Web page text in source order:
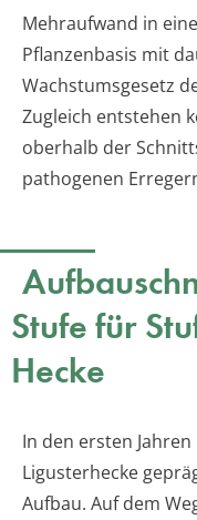
Mehraufwand in
Pflanzenbasis mit
Wachstumsgesetz
Zugleich entstehen
oberhalb der
pathogenen
Stufe für
Hecke
In den ersten
Ligusterhecke
Aufbau. Auf dem